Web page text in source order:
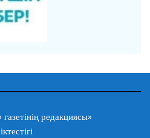
редакциясы»